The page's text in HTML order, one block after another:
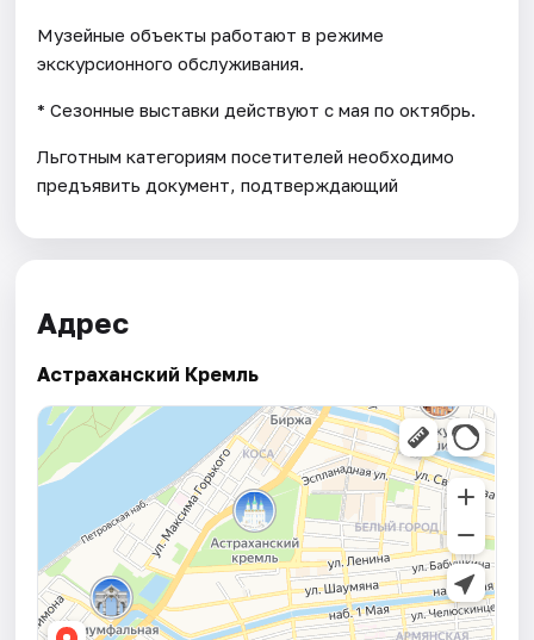
Музейные объекты работают в режиме
экскурсионного обслуживания.
* Cезонные выставки действуют с мая по октябрь.
Льготным категориям посетителей необходимо
предъявить документ, подтверждающий
Адрес
Астраханский Кремль